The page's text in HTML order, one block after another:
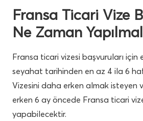
Fransa Ticari Vize
Ne Zaman
Fransa ticari vizesi başvuruları için
seyahat tarihinden en az 4 ila 6
Vizesini daha erken almak isteyen
erken 6 ay öncede Fransa ticari
yapabilecektir.